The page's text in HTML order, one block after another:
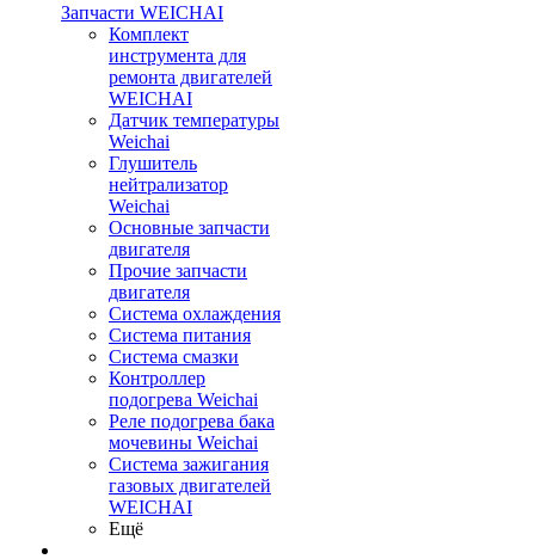
Запчасти WEICHAI
Комплект
инструмента для
ремонта двигателей
WEICHAI
Датчик температуры
Weichai
Глушитель
нейтрализатор
Weichai
Основные запчасти
двигателя
Прочие запчасти
двигателя
Система охлаждения
Система питания
Система смазки
Контроллер
подогрева Weichai
Реле подогрева бака
мочевины Weichai
Система зажигания
газовых двигателей
WEICHAI
Ещё